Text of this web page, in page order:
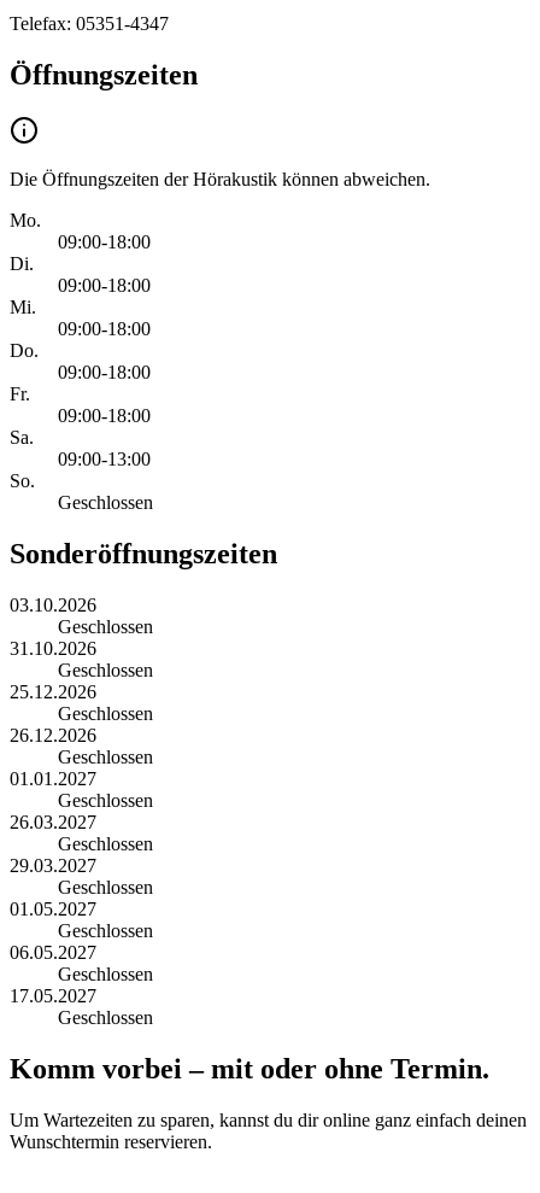
Telefax: 05351-4347
Öffnungszeiten
Die Öffnungszeiten der Hörakustik können abweichen.
Mo.
09:00-18:00
Di.
09:00-18:00
Mi.
09:00-18:00
Do.
09:00-18:00
Fr.
09:00-18:00
Sa.
09:00-13:00
So.
Geschlossen
Sonderöffnungszeiten
03.10.2026
Geschlossen
31.10.2026
Geschlossen
25.12.2026
Geschlossen
26.12.2026
Geschlossen
01.01.2027
Geschlossen
26.03.2027
Geschlossen
29.03.2027
Geschlossen
01.05.2027
Geschlossen
06.05.2027
Geschlossen
17.05.2027
Geschlossen
Komm vorbei – mit oder ohne Termin.
Um Wartezeiten zu sparen, kannst du dir online ganz einfach deinen
Wunschtermin reservieren.